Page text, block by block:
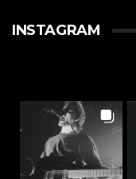
INSTAGRAM